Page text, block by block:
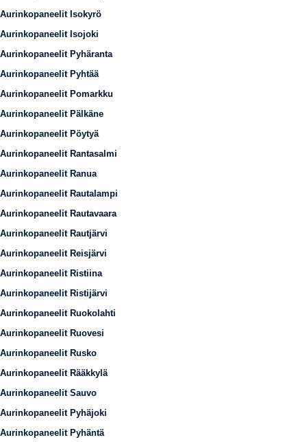
Aurinkopaneelit Isokyrö
Aurinkopaneelit Isojoki
Aurinkopaneelit Pyhäranta
Aurinkopaneelit Pyhtää
Aurinkopaneelit Pomarkku
Aurinkopaneelit Pälkäne
Aurinkopaneelit Pöytyä
Aurinkopaneelit Rantasalmi
Aurinkopaneelit Ranua
Aurinkopaneelit Rautalampi
Aurinkopaneelit Rautavaara
Aurinkopaneelit Rautjärvi
Aurinkopaneelit Reisjärvi
Aurinkopaneelit Ristiina
Aurinkopaneelit Ristijärvi
Aurinkopaneelit Ruokolahti
Aurinkopaneelit Ruovesi
Aurinkopaneelit Rusko
Aurinkopaneelit Rääkkylä
Aurinkopaneelit Sauvo
Aurinkopaneelit Pyhäjoki
Aurinkopaneelit Pyhäntä